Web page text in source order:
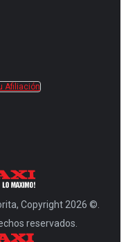
Afiliación
Copyright 2026 ©.
reservados.